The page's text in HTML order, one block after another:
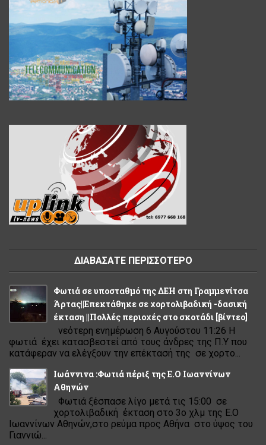
ΔΙΑΒΑΣΑΤΕ ΠΕΡΙΣΣΟΤΕΡΟ
Φωτιά σε υποσταθμό της ΔΕΗ στη Γραμμενίτσα
Άρτας||Επεκτάθηκε σε χορτολιβαδική -δασική
έκταση ||Πολλές περιοχές στο σκοτάδι [βίντεο]
νεότερη ενημέρωση 6 Αυγούστου 11:26 Η
φωτιά έχει κατασβεστεί από τους άνδρες της Π.Υ που
κατάφεραν να ελέγξουν την επέκτασή της σε χορτο...
Ιωάννινα :Φωτιά πέριξ της Ε.Ο Ιωαννίνων
Αθηνών
Φωτιά ξέσπασε λίγο μετά τις 15:00 σε
χορτολιβαδική έκταση στο 3ο χλμ της Ε.Ο
Ιωαννίνων Αθηνών,στο ρεύμα προς Αθήνα στο ύψος του
Γιαννιώ...